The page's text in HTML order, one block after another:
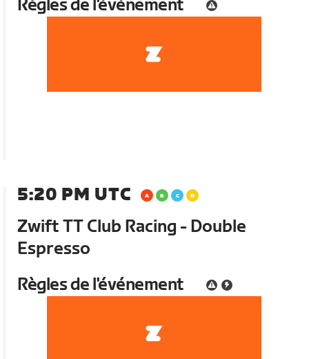
Règles de l'événement
5:20 PM UTC
Zwift TT Club Racing - Double
Espresso
Règles de l'événement